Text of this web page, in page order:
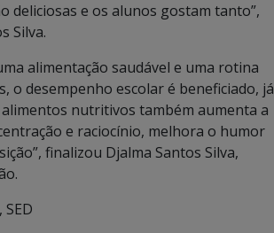
deliciosas e os alunos gostam tanto”,
Silva.
alimentação saudável e uma rotina
o desempenho escolar é beneficiado, já
nutritivos também aumenta a
e raciocínio, melhora o humor
finalizou Djalma Santos Silva,